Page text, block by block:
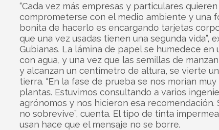
“Cada vez más empresas y particulares quieren
comprometerse con el medio ambiente y una
bonita de hacerlo es encargando tarjetas
que una vez usadas tienen una segunda vida”,
Gubianas. La lámina de papel se humedece en
con agua, y una vez que las semillas de
y alcanzan un centímetro de altura, se vierte
tierra. “En la fase de prueba se nos morían
plantas. Estuvimos consultando a varios
agrónomos y nos hicieron esa recomendación.
no sobrevive”, cuenta. El tipo de tinta
usan hace que el mensaje no se borre.